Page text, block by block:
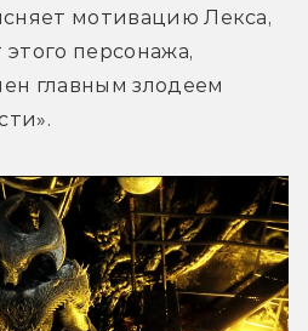
мотивацию Лекса,
персонажа,
главным злодеем